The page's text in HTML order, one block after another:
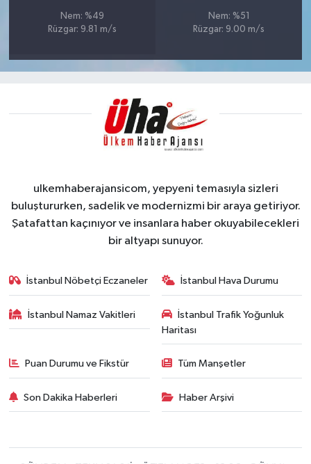
Nem: %49
Rüzgar: 9.81 m/s
Nem: %51
Rüzgar: 9.00 m/s
ulkemhaberajansicom, yepyeni temasıyla sizleri
buluştururken, sadelik ve modernizmi bir araya getiriyor.
Şatafattan kaçınıyor ve insanlara haber okuyabilecekleri
bir altyapı sunuyor.
İstanbul Nöbetçi Eczaneler İstanbul Hava Durumu
İstanbul Namaz Vakitleri
İstanbul Trafik Yoğunluk
Haritası
Puan Durumu ve Fikstür Tüm Manşetler
Son Dakika Haberleri Haber Arşivi